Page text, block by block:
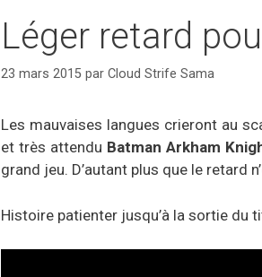
Léger retard
23 mars 2015 par Cloud Strife Sama
Les mauvaises langues crieront au
et très attendu Batman Arkham
grand jeu. D’autant plus que le retard
Histoire patienter jusqu’à la sortie du